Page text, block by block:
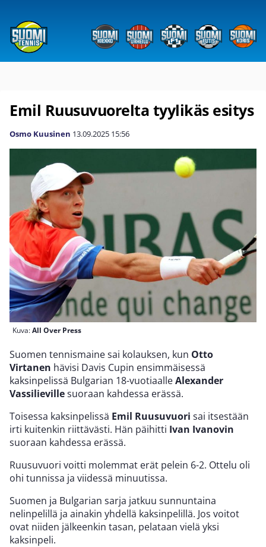
Emil Ruusuvuorelta tyylikäs esitys
Osmo Kuusinen 13.09.2025 15:56
Kuva:All Over Press
Suomen tennismaine sai kolauksen, kun Otto
Virtanen hävisi Davis Cupin ensimmäisessä
kaksinpelissä Bulgarian 18-vuotiaalleAlexander
Vassilievillesuoraan kahdessa erässä.
Toisessa kaksinpelissä Emil Ruusuvuori sai itsestään
irti kuitenkin riittävästi. Hän päihitti Ivan Ivanovin
suoraan kahdessa erässä.
Ruusuvuori voitti molemmat erät pelein 6-2. Ottelu oli
ohi tunnissa ja viidessä minuutissa.
Suomen ja Bulgarian sarja jatkuu sunnuntaina
nelinpelillä ja ainakin yhdellä kaksinpelillä. Jos voitot
ovat niiden jälkeenkin tasan, pelataan vielä yksi
kaksinpeli.